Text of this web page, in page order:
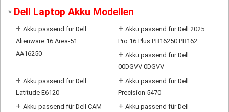
* Dell Laptop Akku Modellen
+ Akku passend für Dell
Alienware 16 Area-51
AA16250
+ Akku passend für Dell 2025
Pro 16 Plus PB16250 PB162...
+ Akku passend für Dell
00DGVV 0DGVV
+ Akku passend für Dell
Latitude E6120
+ Akku passend für Dell
Precision 5470
+ Akku passend für Dell CAM + Akku passend für Dell